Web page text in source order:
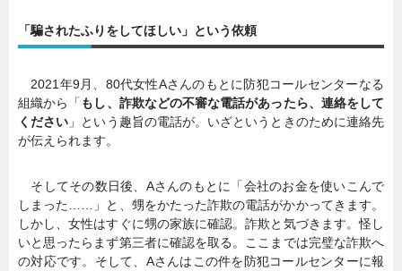
「騙されたふりをしてほしい」という依頼
2021年9月、80代女性Aさんのもとに防犯コールセンターなる
組織から「 もし、詐欺などの不審な電話があったら、連絡をして
ください 」という趣旨の電話が。いざというときのために連絡先
が伝えられます。
そしてその数日後、Aさんのもとに「会社のお金を使いこんで
しまった……」と、甥をかたった詐欺の電話がかかってきます。
しかし、女性はすぐに甥の家族に確認。詐欺と気づきます。怪し
いと思ったらまず第三者に確認を取る。ここまでは完璧な詐欺へ
の対応です。そして、Aさんはこの件を防犯コールセンターに報